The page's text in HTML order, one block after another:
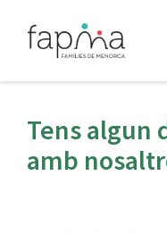
Tens algun
amb